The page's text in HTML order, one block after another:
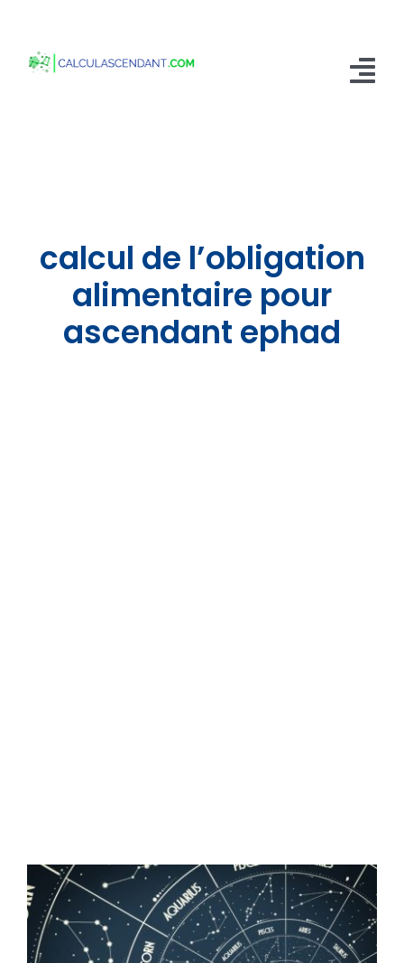
contenu
Contactez-nous
calcul de l’obligation
alimentaire pour
ascendant ephad